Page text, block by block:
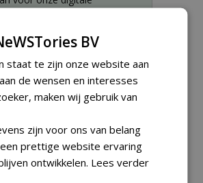
BV
staat te zijn onze website aan
de wensen en interesses
maken wij gebruik van
zijn voor ons van belang
prettige website ervaring
ontwikkelen. Lees verder